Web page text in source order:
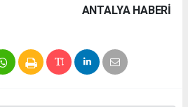
ANTALYA HABERİ